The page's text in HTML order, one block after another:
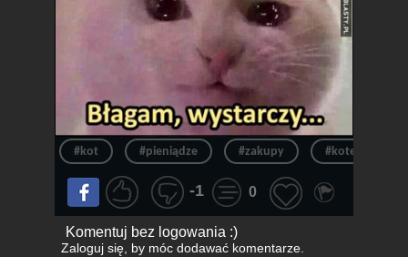
#kot #pieniądze #zakupy #kotek
-1 0
Komentuj bez logowania :)
Zaloguj się, by móc dodawać komentarze.